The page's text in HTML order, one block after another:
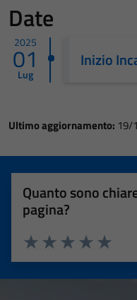
Date
2025
01
Lug
Inizio
Ultimo aggiornamento: 19/
Quanto sono
pagina?
Valuta
Valuta 4
Valuta 3 stelle
Valuta 2 stelle su 5
Valuta 1 stelle su 5